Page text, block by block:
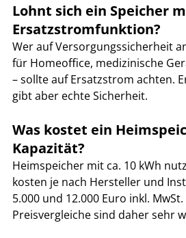
Lohnt sich ein Speicher
Ersatzstromfunktion?
Wer auf Versorgungssicherheit
für Homeoffice, medizinische
– sollte auf Ersatzstrom achten.
gibt aber echte Sicherheit.
Was kostet ein
Kapazität?
Heimspeicher mit ca. 10 kWh
kosten je nach Hersteller und
5.000 und 12.000 Euro inkl.
Preisvergleiche sind daher sehr